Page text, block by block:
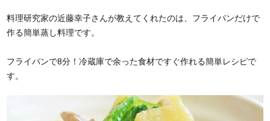
料理研究家の近藤幸子さんが教えてくれたのは、フライパンだけで
作る簡単蒸し料理です。
フライパンで8分！冷蔵庫で余った食材ですぐ作れる簡単レシピで
す。